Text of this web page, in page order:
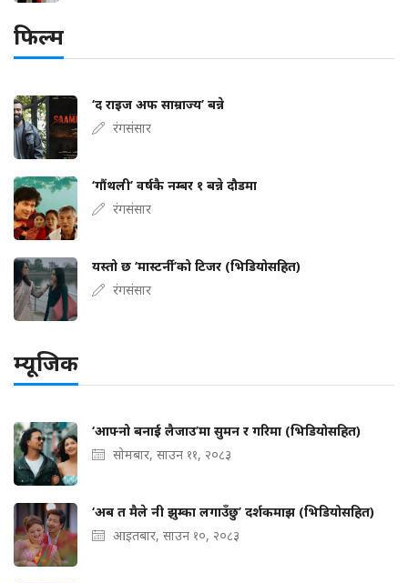
फिल्म
‘द राइज अफ साम्राज्य’ बन्ने
रंगसंसार
‘गौंथली’ वर्षकै नम्बर १ बन्ने दौडमा
रंगसंसार
यस्तो छ ‘मास्टर्नी’को टिजर (भिडियोसहित)
रंगसंसार
म्यूजिक
‘आफ्नो बनाई लैजाउ’मा सुमन र गरिमा (भिडियोसहित)
सोमबार, साउन ११, २०८३
‘अब त मैले नी झुम्का लगाउँछु’ दर्शकमाझ (भिडियोसहित)
आइतबार, साउन १०, २०८३